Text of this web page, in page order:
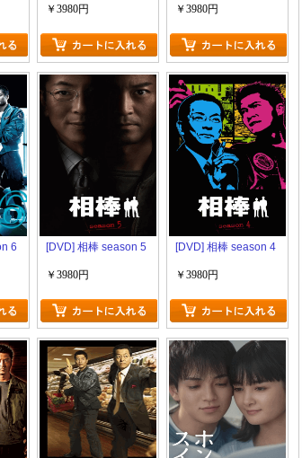
￥3980円 ￥3980円
6 [DVD] 相棒 season 5
￥3980円
[DVD] 相棒 season 4
￥3980円